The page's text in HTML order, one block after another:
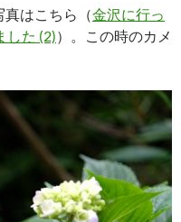
はこちら（金沢に行っ
した (2)）。この時のカメ